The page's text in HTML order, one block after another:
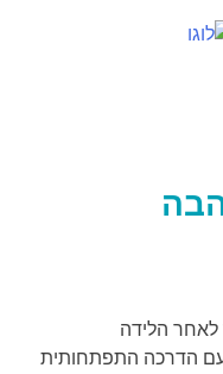
לאחר הלידה
עם הדרכה התפתחותית